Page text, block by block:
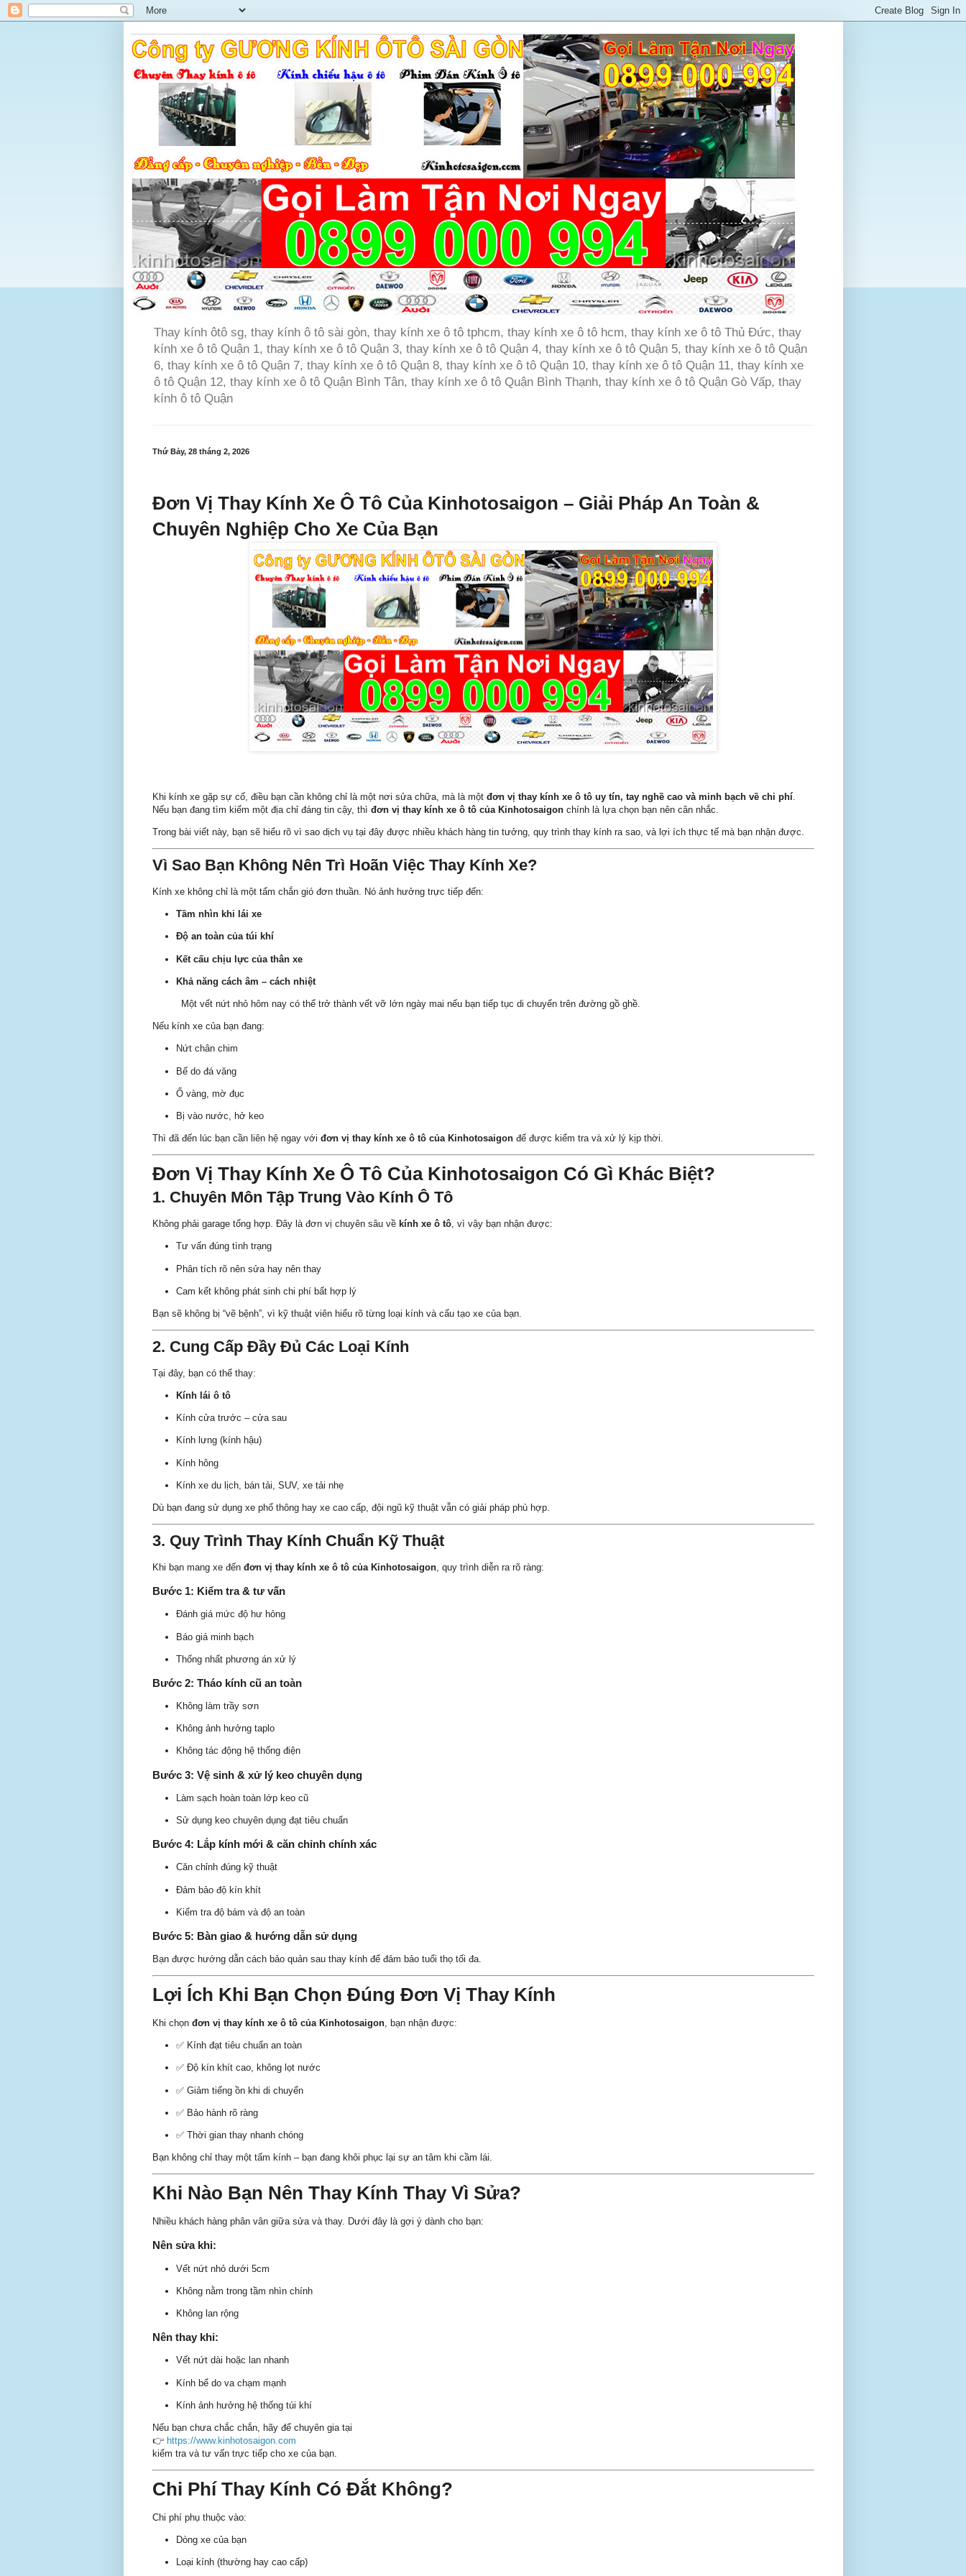
Thay kính ôtô sg, thay kính ô tô sài gòn, thay kính xe ô tô tphcm, thay kính xe ô tô hcm, thay kính xe ô tô Thủ Đức, thay
kính xe ô tô Quận 1, thay kính xe ô tô Quận 3, thay kính xe ô tô Quận 4, thay kính xe ô tô Quận 5, thay kính xe ô tô Quận
6, thay kính xe ô tô Quận 7, thay kính xe ô tô Quận 8, thay kính xe ô tô Quận 10, thay kính xe ô tô Quận 11, thay kính xe
ô tô Quận 12, thay kính xe ô tô Quận Bình Tân, thay kính xe ô tô Quận Bình Thạnh, thay kính xe ô tô Quận Gò Vấp, thay
kính ô tô Quận
Thứ Bảy, 28 tháng 2, 2026
Đơn Vị Thay Kính Xe Ô Tô Của Kinhotosaigon – Giải Pháp An Toàn &
Chuyên Nghiệp Cho Xe Của Bạn
Khi kính xe gặp sự cố, điều bạn cần không chỉ là một nơi sửa chữa, mà là một đơn vị thay kính xe ô tô uy tín, tay nghề cao và minh bạch về chi phí.
Nếu bạn đang tìm kiếm một địa chỉ đáng tin cậy, thì đơn vị thay kính xe ô tô của Kinhotosaigonchính là lựa chọn bạn nên cân nhắc.
Trong bài viết này, bạn sẽ hiểu rõ vì sao dịch vụ tại đây được nhiều khách hàng tin tưởng, quy trình thay kính ra sao, và lợi ích thực tế mà bạn nhận được.
Vì Sao Bạn Không Nên Trì Hoãn Việc Thay Kính Xe?
Kính xe không chỉ là một tấm chắn gió đơn thuần. Nó ảnh hưởng trực tiếp đến:
Tầm nhìn khi lái xe
Độ an toàn của túi khí
Kết cấu chịu lực của thân xe
Khả năng cách âm – cách nhiệt
Một vết nứt nhỏ hôm nay có thể trở thành vết vỡ lớn ngày mai nếu bạn tiếp tục di chuyển trên đường gồ ghề.
Nếu kính xe của bạn đang:
Nứt chân chim
Bể do đá văng
Ố vàng, mờ đục
Bị vào nước, hở keo
Thì đã đến lúc bạn cần liên hệ ngay với đơn vị thay kính xe ô tô của Kinhotosaigonđể được kiểm tra và xử lý kịp thời.
Đơn Vị Thay Kính Xe Ô Tô Của Kinhotosaigon Có Gì Khác Biệt?
1. Chuyên Môn Tập Trung Vào Kính Ô Tô
Không phải garage tổng hợp. Đây là đơn vị chuyên sâu về kính xe ô tô, vì vậy bạn nhận được:
Tư vấn đúng tình trạng
Phân tích rõ nên sửa hay nên thay
Cam kết không phát sinh chi phí bất hợp lý
Bạn sẽ không bị “vẽ bệnh”, vì kỹ thuật viên hiểu rõ từng loại kính và cấu tạo xe của bạn.
2. Cung Cấp Đầy Đủ Các Loại Kính
Tại đây, bạn có thể thay:
Kính lái ô tô
Kính cửa trước – cửa sau
Kính lưng (kính hậu)
Kính hông
Kính xe du lịch, bán tải, SUV, xe tải nhẹ
Dù bạn đang sử dụng xe phổ thông hay xe cao cấp, đội ngũ kỹ thuật vẫn có giải pháp phù hợp.
3. Quy Trình Thay Kính Chuẩn Kỹ Thuật
Khi bạn mang xe đến đơn vị thay kính xe ô tô của Kinhotosaigon, quy trình diễn ra rõ ràng:
Bước 1: Kiểm tra & tư vấn
Đánh giá mức độ hư hỏng
Báo giá minh bạch
Thống nhất phương án xử lý
Bước 2: Tháo kính cũ an toàn
Không làm trầy sơn
Không ảnh hưởng taplo
Không tác động hệ thống điện
Bước 3: Vệ sinh & xử lý keo chuyên dụng
Làm sạch hoàn toàn lớp keo cũ
Sử dụng keo chuyên dụng đạt tiêu chuẩn
Bước 4: Lắp kính mới & căn chỉnh chính xác
Căn chỉnh đúng kỹ thuật
Đảm bảo độ kín khít
Kiểm tra độ bám và độ an toàn
Bước 5: Bàn giao & hướng dẫn sử dụng
Bạn được hướng dẫn cách bảo quản sau thay kính để đảm bảo tuổi thọ tối đa.
Lợi Ích Khi Bạn Chọn Đúng Đơn Vị Thay Kính
Khi chọn đơn vị thay kính xe ô tô của Kinhotosaigon, bạn nhận được:
✅ Kính đạt tiêu chuẩn an toàn
✅ Độ kín khít cao, không lọt nước
✅ Giảm tiếng ồn khi di chuyển
✅ Bảo hành rõ ràng
✅ Thời gian thay nhanh chóng
Bạn không chỉ thay một tấm kính – bạn đang khôi phục lại sự an tâm khi cầm lái.
Khi Nào Bạn Nên Thay Kính Thay Vì Sửa?
Nhiều khách hàng phân vân giữa sửa và thay. Dưới đây là gợi ý dành cho bạn:
Nên sửa khi:
Vết nứt nhỏ dưới 5cm
Không nằm trong tầm nhìn chính
Không lan rộng
Nên thay khi:
Vết nứt dài hoặc lan nhanh
Kính bể do va chạm mạnh
Kính ảnh hưởng hệ thống túi khí
Nếu bạn chưa chắc chắn, hãy để chuyên gia tại
👉 https://www.kinhotosaigon.com
kiểm tra và tư vấn trực tiếp cho xe của bạn.
Chi Phí Thay Kính Có Đắt Không?
Chi phí phụ thuộc vào:
Dòng xe của bạn
Loại kính (thường hay cao cấp)